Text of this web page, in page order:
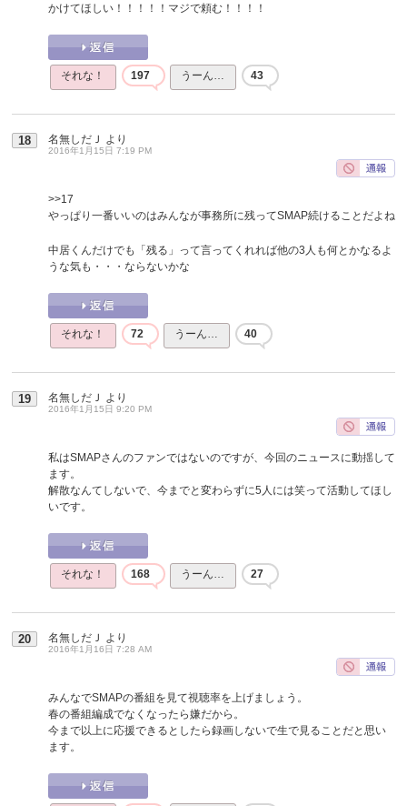
かけてほしい！！！！！マジで頼む！！！！
それな！ 197 うーん… 43
18 名無しだＪ より
2016年1月15日 7:19 PM
>>17
やっぱり一番いいのはみんなが事務所に残ってSMAP続けることだよね
中居くんだけでも「残る」って言ってくれれば他の3人も何とかなるよ
うな気も・・・ならないかな
それな！ 72 うーん… 40
19 名無しだＪ より
2016年1月15日 9:20 PM
私はSMAPさんのファンではないのですが、今回のニュースに動揺して
ます。
解散なんてしないで、今までと変わらずに5人には笑って活動してほし
いです。
それな！ 168 うーん… 27
20 名無しだＪ より
2016年1月16日 7:28 AM
みんなでSMAPの番組を見て視聴率を上げましょう。
春の番組編成でなくなったら嫌だから。
今まで以上に応援できるとしたら録画しないで生で見ることだと思い
ます。